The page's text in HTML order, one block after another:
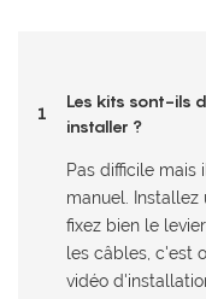
1
Les kits sont-ils
installer ?
Pas difficile mais
manuel.
fixez bien le
les câbles, c'est
vidéo